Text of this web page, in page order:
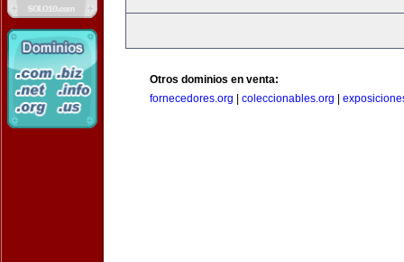
Otros dominios en venta:
fornecedores.org
coleccionables.org